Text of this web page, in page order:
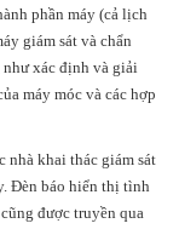
phần máy (cả lịch
giám sát và chẩn
như xác định và giải
máy móc và các hợp
nhà khai thác giám sát
Đèn báo hiển thị tình
được truyền qua